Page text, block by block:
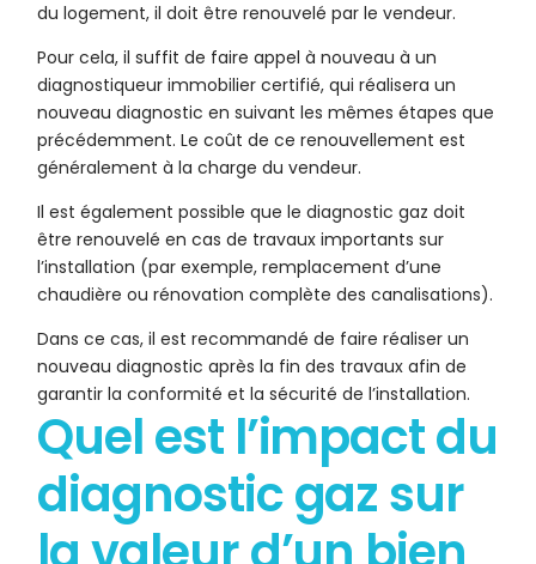
du logement, il doit être renouvelé par le vendeur.
Pour cela, il suffit de faire appel à nouveau à un
diagnostiqueur immobilier certifié, qui réalisera un
nouveau diagnostic en suivant les mêmes étapes que
précédemment. Le coût de ce renouvellement est
généralement à la charge du vendeur.
Il est également possible que le diagnostic gaz doit
être renouvelé en cas de travaux importants sur
l’installation (par exemple, remplacement d’une
chaudière ou rénovation complète des canalisations).
Dans ce cas, il est recommandé de faire réaliser un
nouveau diagnostic après la fin des travaux afin de
garantir la conformité et la sécurité de l’installation.
Quel est l’impact du
diagnostic gaz sur